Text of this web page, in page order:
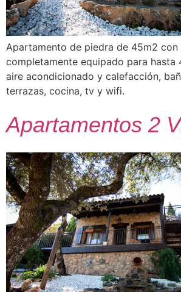
Apartamento de piedra de 45m2 con
completamente equipado para hasta
aire acondicionado y calefacción,
terrazas, cocina, tv y wifi.
Apartamentos 2